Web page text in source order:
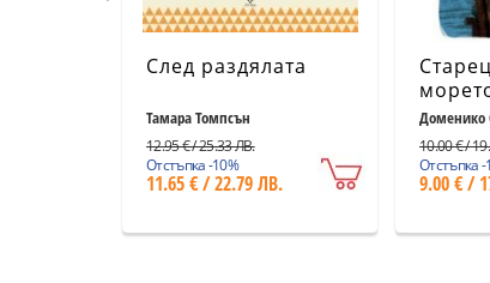
След раздялата
Тамара Томпсън
12.95 € / 25.33 ЛВ.
Отстъпка -10%
11.65 € / 22.79 ЛВ.
Доменико
10.00 € /
Отстъпка -
9.00 € /